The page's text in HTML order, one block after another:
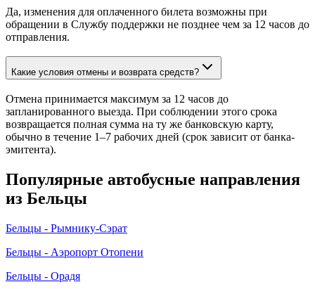
Да, изменения для оплаченного билета возможны при
обращении в Службу поддержки не позднее чем за 12 часов до
отправления.
Какие условия отмены и возврата средств?
Отмена принимается максимум за 12 часов до
запланированного выезда. При соблюдении этого срока
возвращается полная сумма на ту же банковскую карту,
обычно в течение 1–7 рабочих дней (срок зависит от банка-
эмитента).
Популярные автобусные направления
из Бельцы
Бельцы - Рымнику-Сэрат
Бельцы - Аэропорт Отопени
Бельцы - Орадя